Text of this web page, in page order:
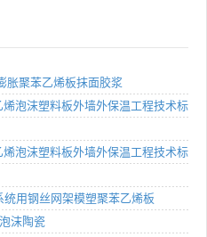
胀聚苯乙烯板抹面胶浆
泡沫塑料板外墙外保温工程技术标
泡沫塑料板外墙外保温工程技术标
用钢丝网架模塑聚苯乙烯板
沫陶瓷